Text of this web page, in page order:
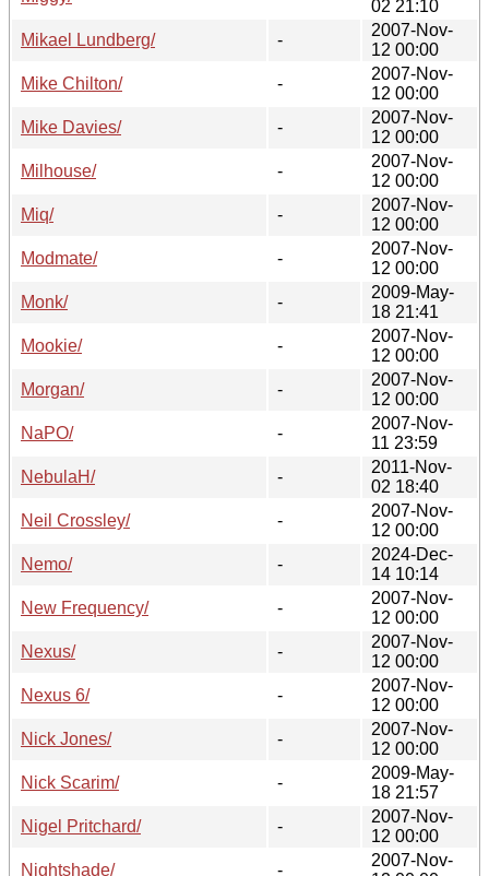
02 21:10
Mikael Lundberg/
-
2007-Nov-
12 00:00
Mike Chilton/
-
2007-Nov-
12 00:00
Mike Davies/
-
2007-Nov-
12 00:00
Milhouse/
-
2007-Nov-
12 00:00
Miq/
-
2007-Nov-
12 00:00
Modmate/
-
2007-Nov-
12 00:00
Monk/
-
2009-May-
18 21:41
Mookie/
-
2007-Nov-
12 00:00
Morgan/
-
2007-Nov-
12 00:00
NaPO/
-
2007-Nov-
11 23:59
NebulaH/
-
2011-Nov-
02 18:40
Neil Crossley/
-
2007-Nov-
12 00:00
Nemo/
-
2024-Dec-
14 10:14
New Frequency/
-
2007-Nov-
12 00:00
Nexus/
-
2007-Nov-
12 00:00
Nexus 6/
-
2007-Nov-
12 00:00
Nick Jones/
-
2007-Nov-
12 00:00
Nick Scarim/
-
2009-May-
18 21:57
Nigel Pritchard/
-
2007-Nov-
12 00:00
Nightshade/
-
2007-Nov-